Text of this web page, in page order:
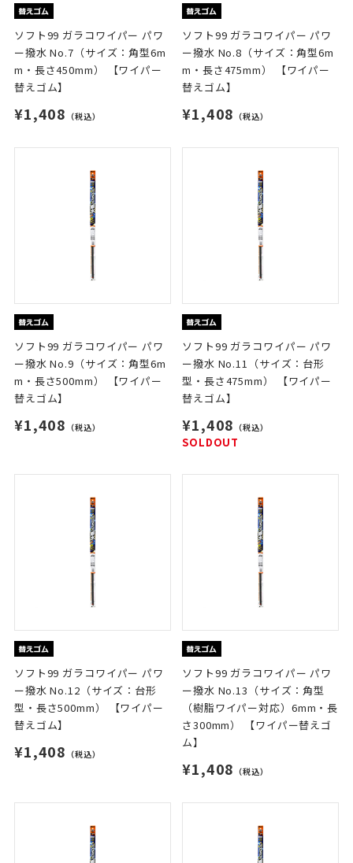
ソフト99 ガラコワイパー パワ
ー撥水 No.7（サイズ：角型6m
m・長さ450mm） 【ワイパー
替えゴム】
¥1,408 （税込）
ソフト99 ガラコワイパー パワ
ー撥水 No.8（サイズ：角型6m
m・長さ475mm） 【ワイパー
替えゴム】
¥1,408 （税込）
ソフト99 ガラコワイパー パワ
ー撥水 No.9（サイズ：角型6m
m・長さ500mm） 【ワイパー
替えゴム】
¥1,408 （税込）
ソフト99 ガラコワイパー パワ
ー撥水 No.11（サイズ：台形
型・長さ475mm） 【ワイパー
替えゴム】
¥1,408 （税込）
SOLDOUT
ソフト99 ガラコワイパー パワ
ー撥水 No.12（サイズ：台形
型・長さ500mm） 【ワイパー
替えゴム】
¥1,408 （税込）
ソフト99 ガラコワイパー パワ
ー撥水 No.13（サイズ：角型
（樹脂ワイパー対応）6mm・長
さ300mm） 【ワイパー替えゴ
ム】
¥1,408 （税込）